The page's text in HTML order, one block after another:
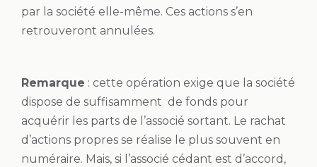
par la société elle-même. Ces actions s’en
retrouveront annulées.
Remarque : cette opération exige que la société
dispose de suffisamment de fonds pour
acquérir les parts de l’associé sortant. Le rachat
d’actions propres se réalise le plus souvent en
numéraire. Mais, si l’associé cédant est d’accord,